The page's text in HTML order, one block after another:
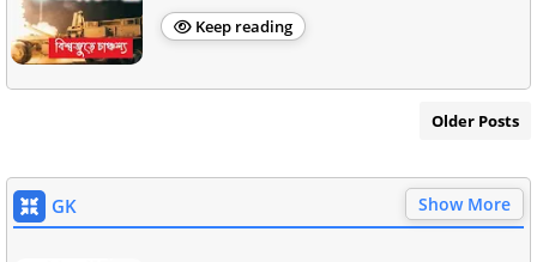
Keep reading
Older Posts
GK Show More